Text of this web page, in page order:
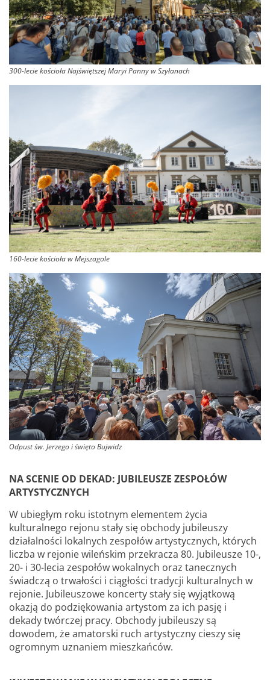
300-lecie kościoła Najświętszej Maryi Panny w Szyłanach
160-lecie kościoła w Mejszagole
Odpust św. Jerzego i święto Bujwidz
NA SCENIE OD DEKAD: JUBILEUSZE ZESPOŁÓW
ARTYSTYCZNYCH
W ubiegłym roku istotnym elementem życia
kulturalnego rejonu stały się obchody jubileuszy
działalności lokalnych zespołów artystycznych, których
liczba w rejonie wileńskim przekracza 80. Jubileusze 10-,
20- i 30-lecia zespołów wokalnych oraz tanecznych
świadczą o trwałości i ciągłości tradycji kulturalnych w
rejonie. Jubileuszowe koncerty stały się wyjątkową
okazją do podziękowania artystom za ich pasję i
dekady twórczej pracy. Obchody jubileuszy są
dowodem, że amatorski ruch artystyczny cieszy się
ogromnym uznaniem mieszkańców.